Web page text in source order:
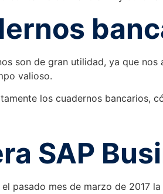
son de gran utilidad, ya que
valioso.
los cuadernos bancarios,
SAP
pasado mes de marzo de 2017